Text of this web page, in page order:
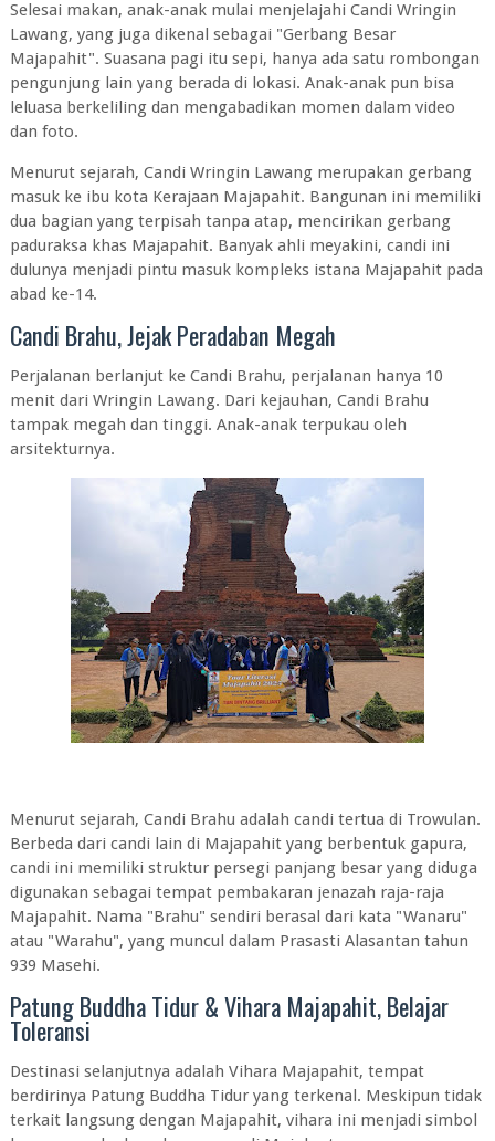
Selesai makan, anak-anak mulai menjelajahi Candi Wringin
Lawang, yang juga dikenal sebagai "Gerbang Besar
Majapahit". Suasana pagi itu sepi, hanya ada satu rombongan
pengunjung lain yang berada di lokasi. Anak-anak pun bisa
leluasa berkeliling dan mengabadikan momen dalam video
dan foto.
Menurut sejarah, Candi Wringin Lawang merupakan gerbang
masuk ke ibu kota Kerajaan Majapahit. Bangunan ini memiliki
dua bagian yang terpisah tanpa atap, mencirikan gerbang
paduraksa khas Majapahit. Banyak ahli meyakini, candi ini
dulunya menjadi pintu masuk kompleks istana Majapahit pada
abad ke-14.
Candi Brahu, Jejak Peradaban Megah
Perjalanan berlanjut ke Candi Brahu, perjalanan hanya 10
menit dari Wringin Lawang. Dari kejauhan, Candi Brahu
tampak megah dan tinggi. Anak-anak terpukau oleh
arsitekturnya.
Menurut sejarah, Candi Brahu adalah candi tertua di Trowulan.
Berbeda dari candi lain di Majapahit yang berbentuk gapura,
candi ini memiliki struktur persegi panjang besar yang diduga
digunakan sebagai tempat pembakaran jenazah raja-raja
Majapahit. Nama "Brahu" sendiri berasal dari kata "Wanaru"
atau "Warahu", yang muncul dalam Prasasti Alasantan tahun
939 Masehi.
Patung Buddha Tidur & Vihara Majapahit, Belajar
Toleransi
Destinasi selanjutnya adalah Vihara Majapahit, tempat
berdirinya Patung Buddha Tidur yang terkenal. Meskipun tidak
terkait langsung dengan Majapahit, vihara ini menjadi simbol